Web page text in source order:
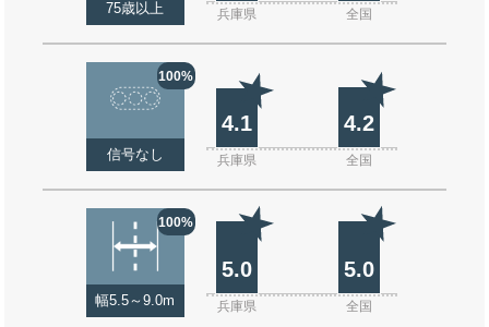
75歳以上 兵庫県 全国
100%
信号なし
4.1 4.2
兵庫県 全国
100%
幅5.5～9.0m
5.0 5.0
兵庫県 全国